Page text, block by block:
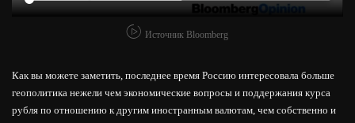
Источник Bloomberg
Как вы можете заметить, последнее время Россию интересовала больше
геополитика нежели чем экономические вопросы и поддержания курса
рубля по отношению к другим иностранным валютам, чем собственно и